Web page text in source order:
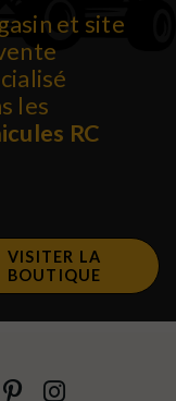
et site
les
RC
VISITER LA
BOUTIQUE